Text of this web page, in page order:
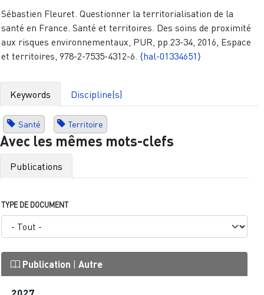
Sébastien Fleuret. Questionner la territorialisation de la
santé en France. Santé et territoires. Des soins de proximité
aux risques environnementaux, PUR, pp.23-34, 2016, Espace
et territoires, 978-2-7535-4312-6. ⟨hal-01334651⟩
Keywords Discipline(s)
Santé Territoire
Avec les mêmes mots-clefs
Publications
TYPE DE DOCUMENT
Publication | Autre
2027